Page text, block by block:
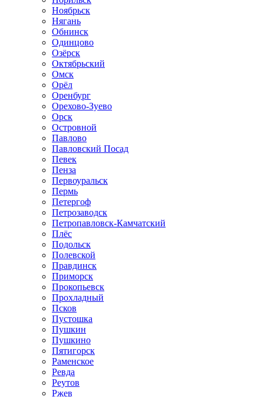
Ноябрьск
Нягань
Обнинск
Одинцово
Озёрск
Октябрьский
Омск
Орёл
Оренбург
Орехово-Зуево
Орск
Островной
Павлово
Павловский Посад
Певек
Пенза
Первоуральск
Пермь
Петергоф
Петрозаводск
Петропавловск-Камчатский
Плёс
Подольск
Полевской
Правдинск
Приморск
Прокопьевск
Прохладный
Псков
Пустошка
Пушкин
Пушкино
Пятигорск
Раменское
Ревда
Реутов
Ржев